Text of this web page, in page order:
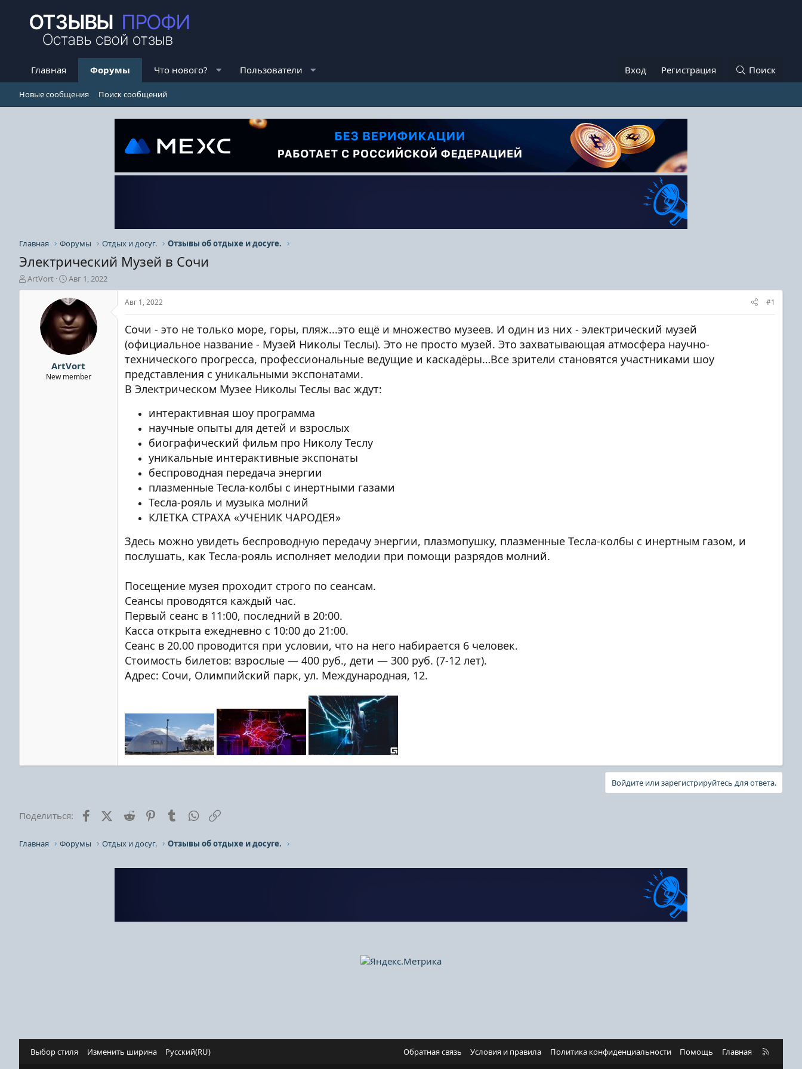
Главная Форумы Что нового? Пользователи Вход Регистрация Поиск
Новые сообщения Поиск сообщений
Главная Форумы Отдых и досуг. Отзывы об отдыхе и досуге.
Электрический Музей в Сочи
А
в
ArtVort
Д
а
т
н
а
ч
а
л
а
Авг 1, 2022
ArtVort
New member
Авг 1, 2022 #1
Сочи - это не только море, горы, пляж...это ещё и множество музеев. И один из них - электрический музей
(официальное название - Музей Николы Теслы). Это не просто музей. Это захватывающая атмосфера научно-
технического прогресса, профессиональные ведущие и каскадёры…Все зрители становятся участниками шоу
представления с уникальными экспонатами.
В Электрическом Музее Николы Теслы вас ждут:
интерактивная шоу программа
научные опыты для детей и взрослых
биографический фильм про Николу Теслу
уникальные интерактивные экспонаты
беспроводная передача энергии
плазменные Тесла-колбы с инертными газами
Тесла-рояль и музыка молний
КЛЕТКА СТРАХА «УЧЕНИК ЧАРОДЕЯ»
Здесь можно увидеть беспроводную передачу энергии, плазмопушку, плазменные Тесла-колбы с инертным газом, и
послушать, как Тесла-рояль исполняет мелодии при помощи разрядов молний.
Посещение музея проходит строго по сеансам.
Сеансы проводятся каждый час.
Первый сеанс в 11:00, последний в 20:00.
Касса открыта ежедневно с 10:00 до 21:00.
Сеанс в 20.00 проводится при условии, что на него набирается 6 человек.
Стоимость билетов: взрослые — 400 руб., дети — 300 руб. (7-12 лет).
Адрес: Сочи, Олимпийский парк, ул. Международная, 12.
Войдите или зарегистрируйтесь для ответа.
Поделиться: FacebookX (Twitter)
Reddit PinterestTumblr WhatsApp
Главная Форумы Отдых и досуг. Отзывы об отдыхе и досуге.
Выбор стиля Изменить ширина Русский(RU) Обратная связь Условия и правила Политика конфиденциальности Помощь Главная
R